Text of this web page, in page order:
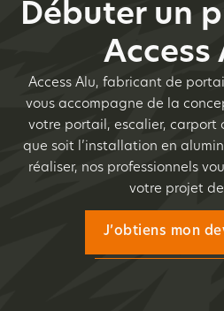
Débuter un
Access
Access Alu, fabricant de
vous accompagne de la
votre portail, escalier, carport
que soit l’installation en
réaliser, nos professionnels
votre projet de
J’obtiens mon